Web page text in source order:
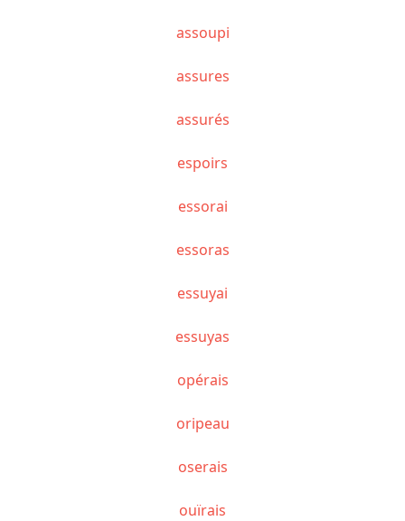
assoupi
assures
assurés
espoirs
essorai
essoras
essuyai
essuyas
opérais
oripeau
oserais
ouïrais